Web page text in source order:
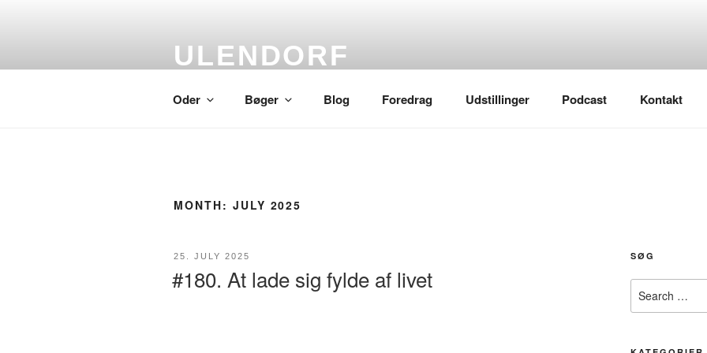
ULENDORF
Oder Bøger Blog Foredrag Udstillinger Podcast Kontakt
MONTH: JULY 2025
POSTED
25. JULY 2025
#180. At lade sig fylde af livet
SØG
for: